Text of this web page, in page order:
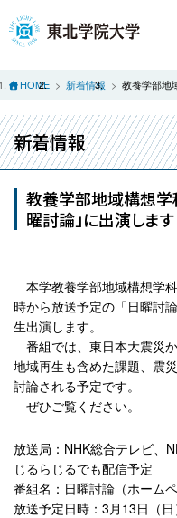
HOME 新着情報 教養学部地
新着情報
教養学部地域構想学
曜討論」に出演します
本学教養学部地域構想学
時から放送予定の「日曜討
生出演します。
番組では、東日本大震災
地域再生も含めた課題、震
討論される予定です。
ぜひご覧ください。
放送局：NHK総合テレビ、
じるらじるでも配信予定
番組名：日曜討論（ホーム
放送予定日時：3月13日（